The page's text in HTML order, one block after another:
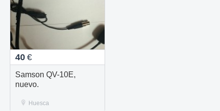
40 €
Samson QV-10E,
nuevo.
Huesca